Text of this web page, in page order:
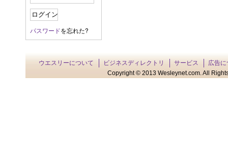
パスワードを忘れた?
ウエスリーについて ビジネスディレクトリ サービス
広告に
Copyright © 2013 Wesleynet.com. All